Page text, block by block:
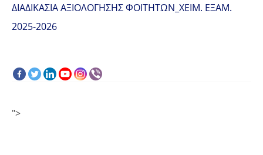
ΔΙΑΔΙΚΑΣΙΑ ΑΞΙΟΛΟΓΗΣΗΣ ΦΟΙΤΗΤΩΝ_ΧΕΙΜ. ΕΞΑΜ.
2025-2026
">